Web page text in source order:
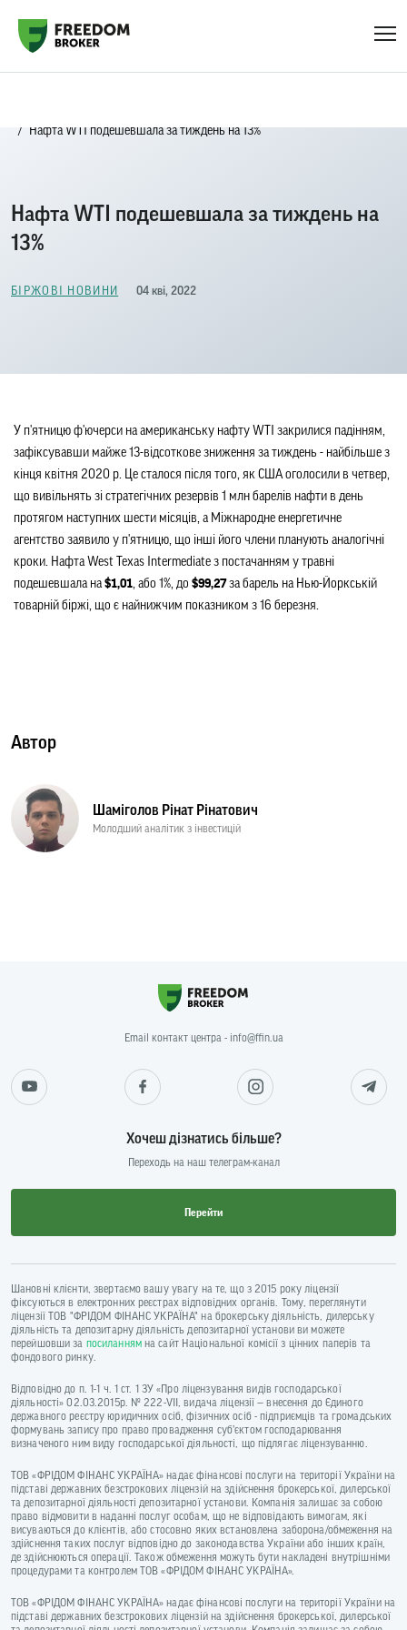
Нафта WTI подешевшала за тиждень на 13%
Нафта WTI подешевшала за тиждень на
13%
БІРЖОВІ НОВИНИ 04 кві, 2022
У п'ятницю ф'ючерси на американську нафту WTI закрилися падінням,
зафіксувавши майже 13-відсоткове зниження за тиждень - найбільше з
кінця квітня 2020 р. Це сталося після того, як США оголосили в четвер,
що вивільнять зі стратегічних резервів 1 млн барелів нафти в день
протягом наступних шести місяців, а Міжнародне енергетичне
агентство заявило у п'ятницю, що інші його члени планують аналогічні
кроки. Нафта West Texas Intermediate з постачанням у травні
подешевшала на $1,01, або 1%, до $99,27 за барель на Нью-Йоркській
товарній біржі, що є найнижчим показником з 16 березня.
Автор
Шаміголов Рінат Рінатович
Молодший аналітик з інвестицій
Email контакт центра - info@ffin.ua
Хочеш дізнатись більше?
Переходь на наш телеграм-канал
Перейти
Шановні клієнти, звертаємо вашу увагу на те, що з 2015 року ліцензії
фіксуються в електронних реєстрах відповідних органів. Тому, переглянути
ліцензії ТОВ "ФРІДОМ ФІНАНС УКРАЇНА" на брокерську діяльність, дилерську
діяльність та депозитарну діяльність депозитарної установи ви можете
перейшовши за посиланнямна сайт Національної комісії з цінних паперів та
фондового ринку.
Відповідно до п. 1-1 ч. 1 ст. 1 ЗУ «Про ліцензування видів господарської
діяльності» 02.03.2015р. № 222-VII, видача ліцензії — внесення до Єдиного
державного реєстру юридичних осіб, фізичних осіб - підприємців та громадських
формувань запису про право провадження суб’єктом господарювання
визначеного ним виду господарської діяльності, що підлягає ліцензуванню.
ТОВ «ФРІДОМ ФІНАНС УКРАЇНА» надає фінансові послуги на території України на
підставі державних безстрокових ліцензій на здійснення брокерської, дилерської
та депозитарної діяльності депозитарної установи. Компанія залишає за собою
право відмовити в наданні послуг особам, що не відповідають вимогам, які
висуваються до клієнтів, або стосовно яких встановлена заборона/обмеження на
здійснення таких послуг відповідно до законодавства України або інших країн,
де здійснюються операції. Також обмеження можуть бути накладені внутрішніми
процедурами та контролем ТОВ «ФРІДОМ ФІНАНС УКРАЇНА».
ТОВ «ФРІДОМ ФІНАНС УКРАЇНА» надає фінансові послуги на території України на
підставі державних безстрокових ліцензій на здійснення брокерської, дилерської